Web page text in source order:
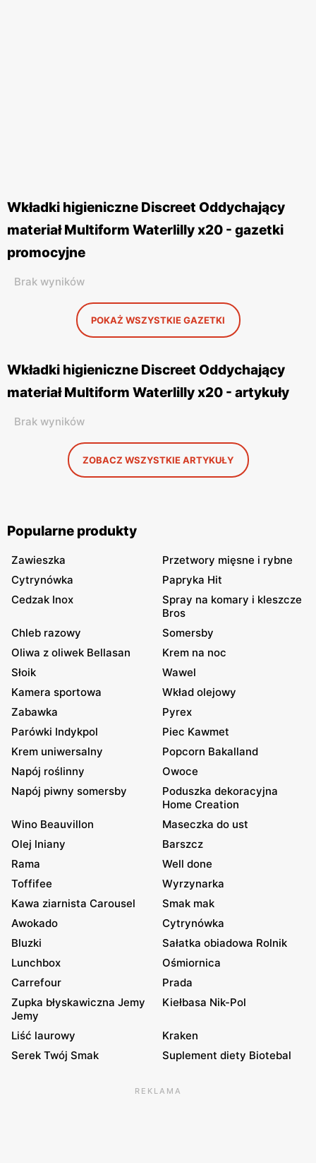
Wkładki higieniczne Discreet Oddychający
materiał Multiform Waterlilly x20 - gazetki
promocyjne
Brak wyników
POKAŻ WSZYSTKIE GAZETKI
Wkładki higieniczne Discreet Oddychający
materiał Multiform Waterlilly x20 - artykuły
Brak wyników
ZOBACZ WSZYSTKIE ARTYKUŁY
Popularne produkty
Zawieszka
Przetwory mięsne i rybne
Cytrynówka
Papryka Hit
Cedzak Inox
Spray na komary i kleszcze
Bros
Chleb razowy
Somersby
Oliwa z oliwek Bellasan
Krem na noc
Słoik
Wawel
Kamera sportowa
Wkład olejowy
Zabawka
Pyrex
Parówki Indykpol
Piec Kawmet
Krem uniwersalny
Popcorn Bakalland
Napój roślinny
Owoce
Napój piwny somersby
Poduszka dekoracyjna
Home Creation
Wino Beauvillon
Maseczka do ust
Olej lniany
Barszcz
Rama
Well done
Toffifee
Wyrzynarka
Kawa ziarnista Carousel
Smak mak
Awokado
Cytrynówka
Bluzki
Sałatka obiadowa Rolnik
Lunchbox
Ośmiornica
Carrefour
Prada
Zupka błyskawiczna Jemy
Jemy
Kiełbasa Nik-Pol
Liść laurowy
Kraken
Serek Twój Smak
Suplement diety Biotebal
REKLAMA